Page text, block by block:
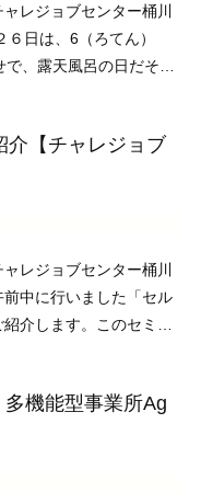
レジョブセンター桶川
日は、6（ろてん）
、露天風呂の日だそう
）に一般社団法人・日
介【チャレジョブ
レジョブセンター桶川
中に行いました「セル
介します。このセミナ
・・・「健康ってどん
機能型事業所Ag